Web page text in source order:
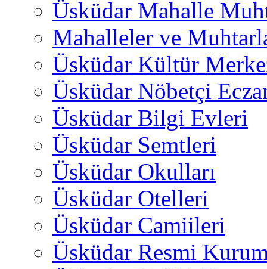
Üsküdar Mahalle
Mahalleler ve
Üsküdar Kültür
Üsküdar Nöbetçi
Üsküdar Bilgi Evleri
Üsküdar Semtleri
Üsküdar Okulları
Üsküdar Otelleri
Üsküdar Camiileri
Üsküdar Resmi